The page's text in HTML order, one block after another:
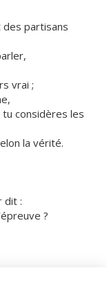
partisans
vrai ;
tu considères les
la vérité.
dit :
?